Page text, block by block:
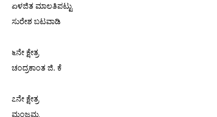
ಏಳಜಿತ ಮಾಲತಿಪಟ್ಟು
ಸುರೇಶ ಬಟವಾಡಿ
೬ನೇ ಕ್ಷೇತ್ರ
ಚಂದ್ರಕಾಂತ ಜಿ. ಕೆ
೭ನೇ ಕ್ಷೇತ್ರ
ಮಂಜಮ್ಮ